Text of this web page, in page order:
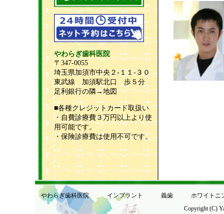
やわらぎ歯科医院
〒347-0055
埼玉県加須市中央２-１１-３０
東武線 加須駅北口 歩５分
足利銀行の隣→地図
■各種クレジットカード取扱い
・自費診療費３万円以上より使
用可能です。
・保険診療費は使用不可です。
やわらぎ歯科医院 インプラント 義歯
ホワイトニ
Copyright (C)